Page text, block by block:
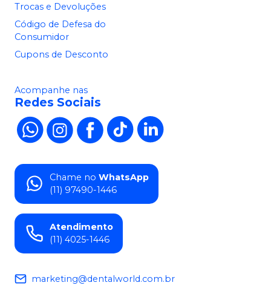
Trocas e Devoluções
Código de Defesa do
Consumidor
Cupons de Desconto
Acompanhe nas
Redes Sociais
Chame no WhatsApp
(11) 97490-1446
Atendimento
(11) 4025-1446
marketing@dentalworld.com.br